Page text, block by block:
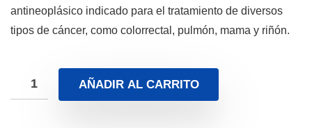
antineoplásico indicado para el tratamiento de diversos
tipos de cáncer, como colorrectal, pulmón, mama y riñón.
AÑADIR AL CARRITO